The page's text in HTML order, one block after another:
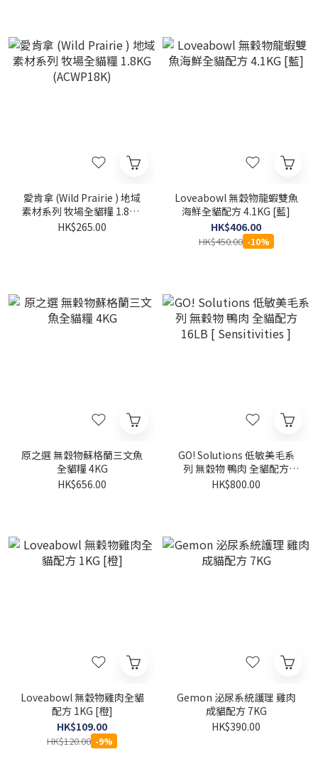
愛肯拿 (Wild Prairie ) 地域
素材系列 牧場全貓糧 1.8KG
(ACWP18K)
HK$265.00
Loveabowl 無穀物龍蝦雙魚
海鮮全貓配方 4.1KG [藍]
HK$406.00
HK$450.00 -10%
原之選 無穀物蘇格蘭三文魚
全貓糧 4KG
HK$656.00
GO! Solutions 低敏美毛系
列 無穀物 鴨肉 全貓配方
16LB [ Sensitivities ]
HK$800.00
Loveabowl 無穀物雞肉全貓
配方 1KG [橙]
HK$109.00
HK$120.00 -9%
Gemon 泌尿系統護理 雞肉
成貓配方 7KG
HK$390.00